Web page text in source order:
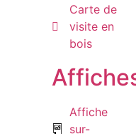
Carte de
visite en
bois
Affiche
sur-